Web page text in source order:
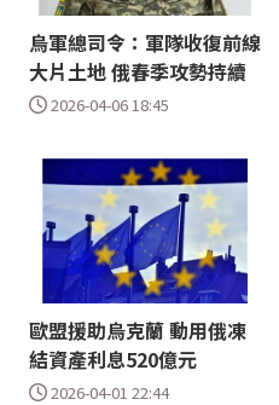
烏軍總司令：軍隊收復前線
大片土地 俄春季攻勢持續
2026-04-06 18:45
歐盟援助烏克蘭 動用俄凍
結資產利息520億元
2026-04-01 22:44